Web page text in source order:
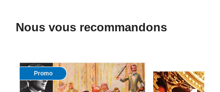
Nous vous recommandons
Promo